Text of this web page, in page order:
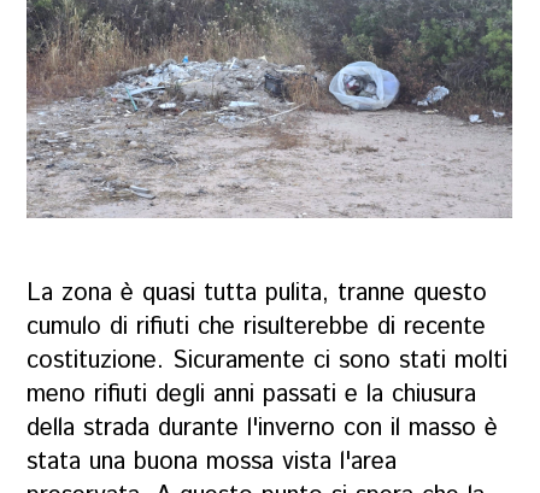
La zona è quasi tutta pulita, tranne questo
cumulo di rifiuti che risulterebbe di recente
costituzione. Sicuramente ci sono stati molti
meno rifiuti degli anni passati e la chiusura
della strada durante l'inverno con il masso è
stata una buona mossa vista l'area